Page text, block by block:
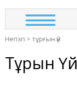
Негізгі > тұрғын үй
Тұрғын Үй